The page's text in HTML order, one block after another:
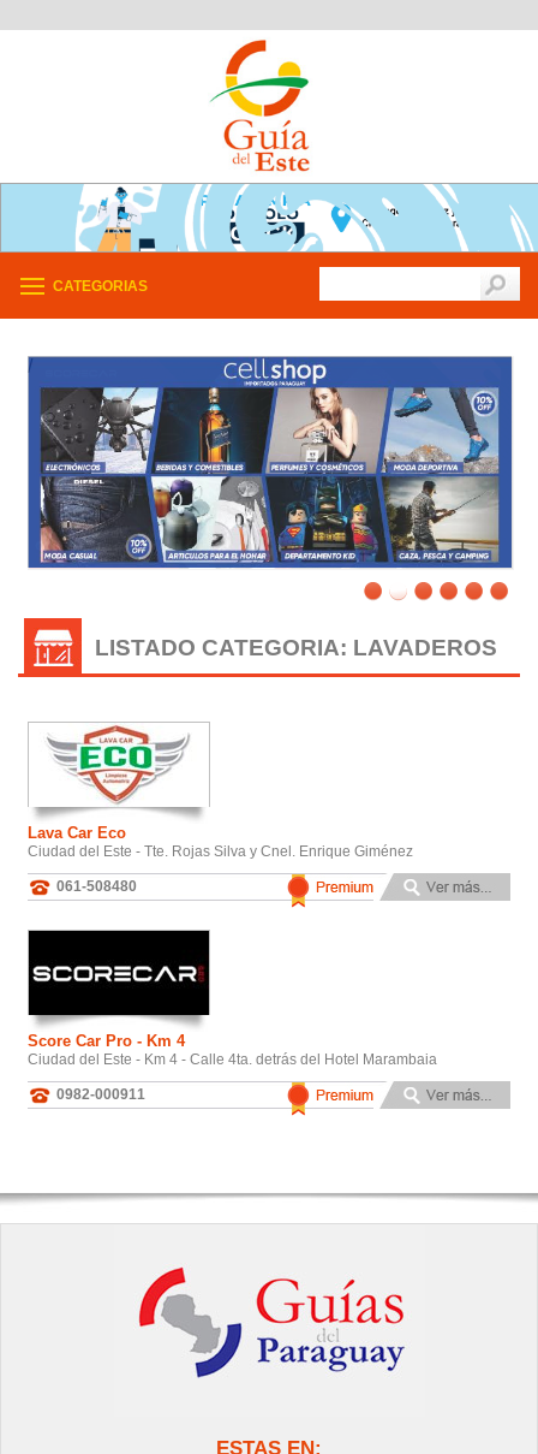
CATEGORIAS
/
LISTADO CATEGORIA: LAVADEROS
Lava Car Eco
Ciudad del Este - Tte. Rojas Silva y Cnel. Enrique Giménez
061-508480
Score Car Pro - Km 4
Ciudad del Este - Km 4 - Calle 4ta. detrás del Hotel Marambaia
0982-000911
ESTAS EN: